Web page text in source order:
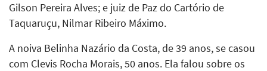
Gilson Pereira Alves; e juiz de Paz do Cartório de
Taquaruçu, Nilmar Ribeiro Máximo.
A noiva Belinha Nazário da Costa, de 39 anos, se casou
com Clevis Rocha Morais, 50 anos. Ela falou sobre os